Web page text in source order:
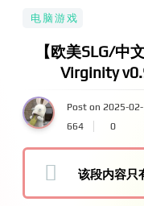
电脑游戏
【欧美SLG/中
Virginity
Post on 2025-
664
0
该段内容只